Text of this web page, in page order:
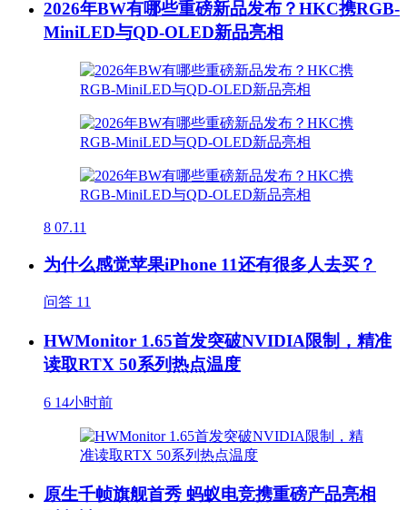
2026年BW有哪些重磅新品发布？HKC携RGB-
MiniLED与QD-OLED新品亮相
8 07.11
为什么感觉苹果iPhone 11还有很多人去买？
问答 11
HWMonitor 1.65首发突破NVIDIA限制，精准
读取RTX 50系列热点温度
6 14小时前
原生千帧旗舰首秀 蚂蚁电竞携重磅产品亮相